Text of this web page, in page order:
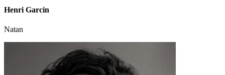
Henri Garcin
Natan